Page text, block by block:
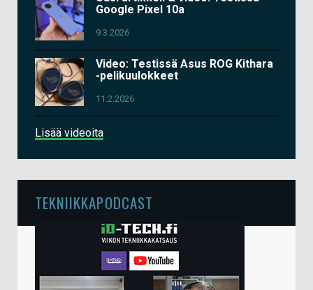
Google Pixel 10a
9.3.2026
Video: Testissä Asus ROG Kithara
-pelikuulokkeet
11.2.2026
Lisää videoita
TEKNIIKKAPODCAST